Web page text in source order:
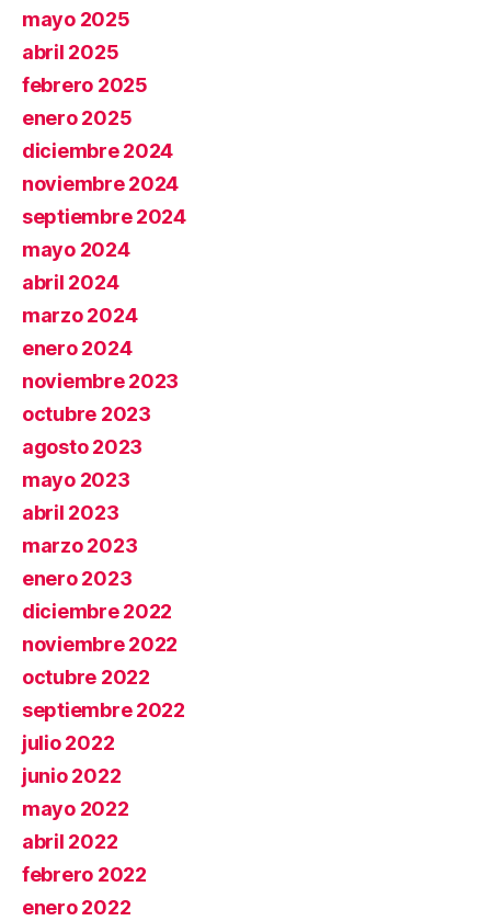
mayo 2025
abril 2025
febrero 2025
enero 2025
diciembre 2024
noviembre 2024
septiembre 2024
mayo 2024
abril 2024
marzo 2024
enero 2024
noviembre 2023
octubre 2023
agosto 2023
mayo 2023
abril 2023
marzo 2023
enero 2023
diciembre 2022
noviembre 2022
octubre 2022
septiembre 2022
julio 2022
junio 2022
mayo 2022
abril 2022
febrero 2022
enero 2022